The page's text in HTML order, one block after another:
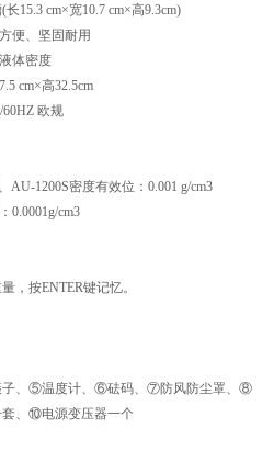
15.3 cm×宽10.7 cm×高9.3cm)
便、坚固耐用
体密度
cm×高32.5cm
欧规
AU-1200S密度有效位：0.001 g/cm3
0.0001g/cm3
，按ENTER键记忆。
、⑤温度计、⑥砝码、⑦防风防尘罩、⑧
、⑩电源变压器一个